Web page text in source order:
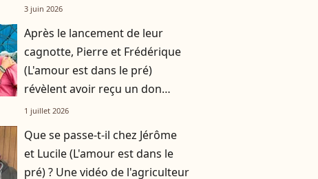
3 juin 2026
Après le lancement de leur
cagnotte, Pierre et Frédérique
(L'amour est dans le pré)
révèlent avoir reçu un don
anonyme de 10.000 euros
1 juillet 2026
Que se passe-t-il chez Jérôme
et Lucile (L'amour est dans le
pré) ? Une vidéo de l'agriculteur